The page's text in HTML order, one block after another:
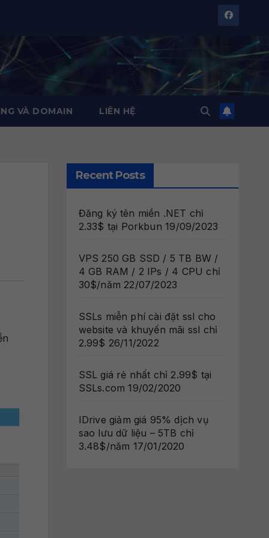
VÀ DOMAIN LIÊN HỆ
Recent Posts
Đăng ký tên miền .NET chỉ
2.33$ tại Porkbun 19/09/2023
VPS 250 GB SSD / 5 TB BW /
4 GB RAM / 2 IPs / 4 CPU chỉ
30$/năm 22/07/2023
SSLs miễn phí cài đặt ssl cho
website và khuyến mãi ssl chỉ
2.99$ 26/11/2022
SSL giá rẻ nhất chỉ 2.99$ tại
SSLs.com 19/02/2020
IDrive giảm giá 95% dịch vụ
sao lưu dữ liệu – 5TB chỉ
3.48$/năm 17/01/2020